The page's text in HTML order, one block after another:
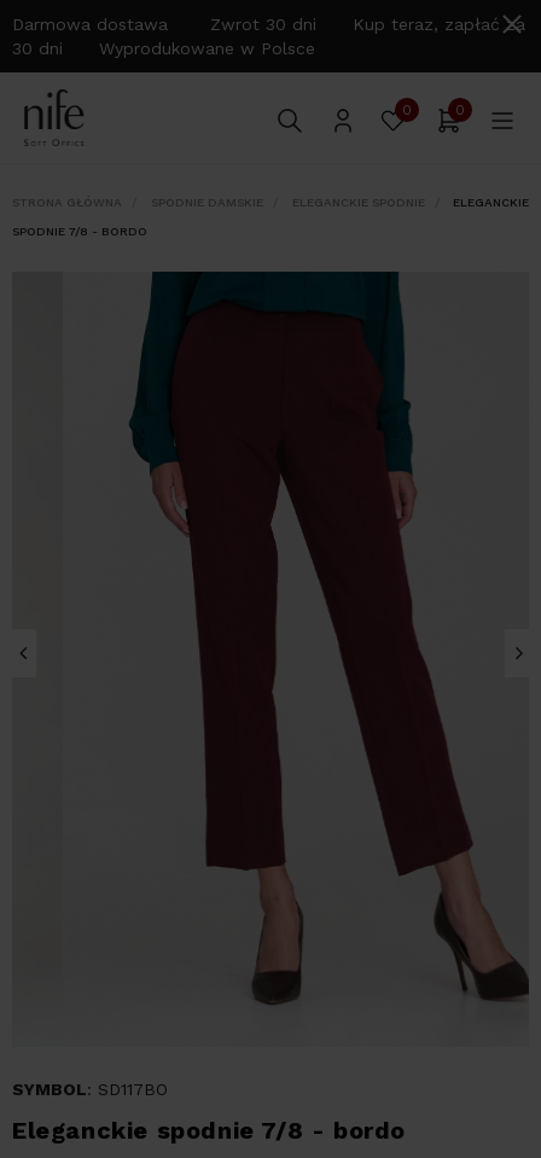
Darmowa dostawa Zwrot 30 dni Kup teraz, zapłać za
30 dni Wyprodukowane w Polsce
0 0
STRONA GŁÓWNA SPODNIE DAMSKIE ELEGANCKIE SPODNIE ELEGANCKIE
SPODNIE 7/8 - BORDO
SYMBOL: SD117BO
Eleganckie spodnie 7/8 - bordo